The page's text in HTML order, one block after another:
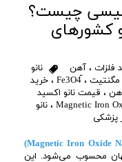
چیست؟
و کشورهای
فلزات ،آهن
نانو
مگنتیت ،
ّFe3O4 ،خرید
، قیمت نانو اکسید
Magnetic Iron ،نانو
پزشکی
جهان محسوب می‌شود. این